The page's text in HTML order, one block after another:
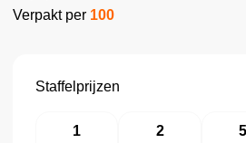
Verpakt per 100
Staffelprijzen
1
2
5